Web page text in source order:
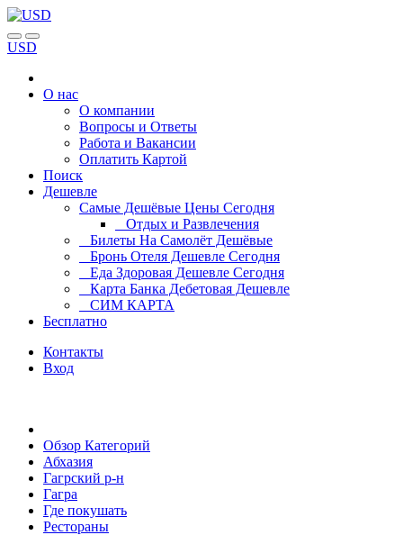
USD
О нас
О компании
Вопросы и Ответы
Работа и Вакансии
Оплатить Картой
Поиск
Дешевле
Самые Дешёвые Цены Сегодня
Отдых и Развлечения
Билеты На Самолёт Дешёвые
Бронь Отеля Дешевле Сегодня
Еда Здоровая Дешевле Сегодня
Карта Банка Дебетовая Дешевле
СИМ КАРТА
Бесплатно
Контакты
Вход
Обзор Категорий
Абхазия
Гагрский р-н
Гагра
Где покушать
Рестораны